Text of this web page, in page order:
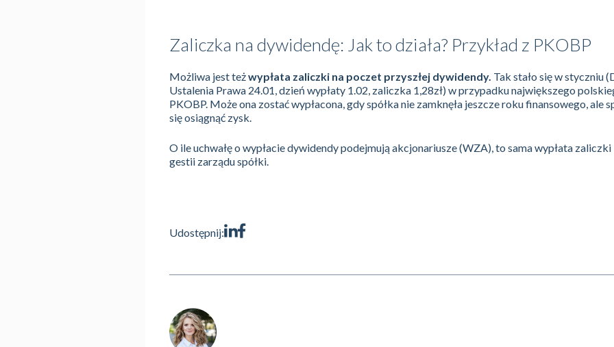
Zaliczka na dywidendę: Jak to działa? Przykład z PKOBP
Możliwa jest teżwypłata zaliczki na poczet przyszłej dywidendy. Tak stało się w styczniu
Ustalenia Prawa 24.01, dzień wypłaty 1.02, zaliczka 1,28zł) w przypadku największego
PKOBP. Może ona zostać wypłacona, gdy spółka nie zamknęła jeszcze roku finansowego, ale
się osiągnąć zysk.
O ile uchwałę o wypłacie dywidendy podejmują akcjonariusze (WZA), to sama wypłata zaliczki
gestii zarządu spółki.
Udostępnij: